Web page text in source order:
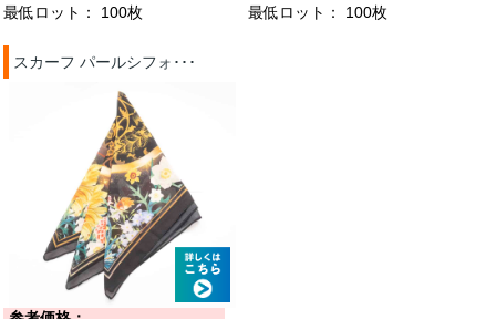
最低ロット：
100枚
最低ロット：
100枚
スカーフ パールシフォ･･･